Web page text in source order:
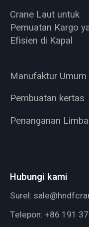
Crane Laut untuk
Pemuatan Kargo
Efisien di Kapal
Manufaktur Umum
Pembuatan kertas
Penanganan
Hubungi kami
Surel:
Telepon: +86 191